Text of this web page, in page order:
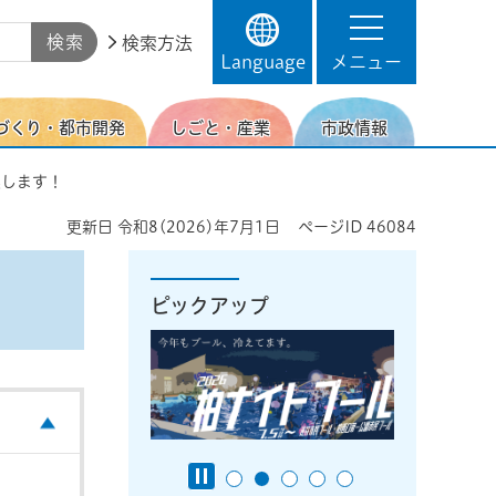
検索方法
Language
メニュー
くり・都市開発 しごと・産業 市政情報
ます！
更新日 令和8(2026)年7月1日 ページID 46084
ピックアップ